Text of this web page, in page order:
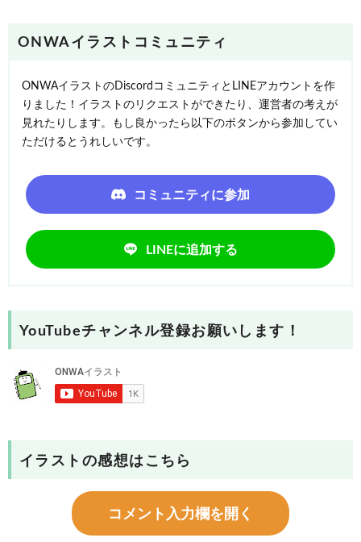
ONWAイラストコミュニティ
ONWAイラストのDiscordコミュニティとLINEアカウントを作
りました！イラストのリクエストができたり、運営者の考えが
見れたりします。もし良かったら以下のボタンから参加してい
ただけるとうれしいです。
コミュニティに参加
LINEに追加する
YouTubeチャンネル登録お願いします！
イラストの感想はこちら
コメント入力欄を開く